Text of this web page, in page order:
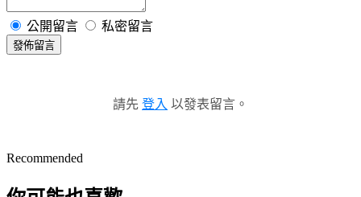
公開留言 私密留言
發佈留言
請先 登入 以發表留言。
Recommended